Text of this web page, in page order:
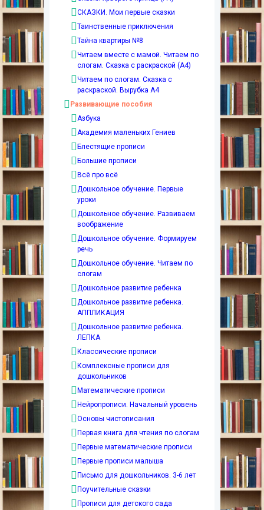
СКАЗКИ. Мои первые сказки
Таинственные приключения
Тайна квартиры №8
Читаем вместе с мамой. Читаем по
слогам. Сказка с раскраской (А4)
Читаем по слогам. Сказка с
раскраской. Вырубка А4
Развивающие пособия
Азбука
Академия маленьких Гениев
Блестящие прописи
Большие прописи
Всё про всё
Дошкольное обучение. Первые
уроки
Дошкольное обучение. Развиваем
воображение
Дошкольное обучение. Формируем
речь
Дошкольное обучение. Читаем по
слогам
Дошкольное развитие ребенка
Дошкольное развитие ребенка.
АППЛИКАЦИЯ
Дошкольное развитие ребенка.
ЛЕПКА
Классические прописи
Комплексные прописи для
дошкольников
Математические прописи
Нейропрописи. Начальный уровень
Основы чистописания
Первая книга для чтения по слогам
Первые математические прописи
Первые прописи малыша
Письмо для дошкольников. 3-6 лет
Поучительные сказки
Прописи для детского сада